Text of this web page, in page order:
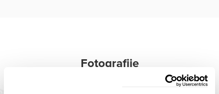
Fotografije